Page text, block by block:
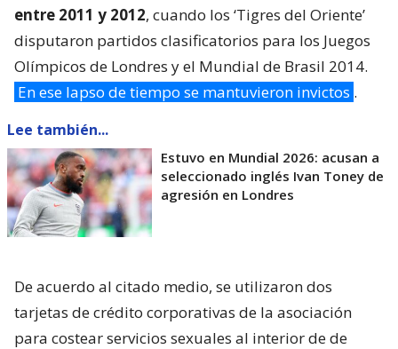
entre 2011 y 2012, cuando los ‘Tigres del Oriente’
disputaron partidos clasificatorios para los Juegos
Olímpicos de Londres y el Mundial de Brasil 2014.
En ese lapso de tiempo se mantuvieron invictos .
Lee también...
Estuvo en Mundial 2026: acusan a
seleccionado inglés Ivan Toney de
agresión en Londres
De acuerdo al citado medio, se utilizaron dos
tarjetas de crédito corporativas de la asociación
para costear servicios sexuales al interior de de